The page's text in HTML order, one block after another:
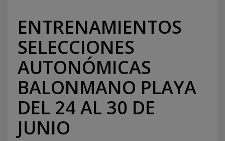
ENTRENAMIENTOS
SELECCIONES
AUTONÓMICAS
BALONMANO PLAYA
DEL 24 AL 30 DE
JUNIO